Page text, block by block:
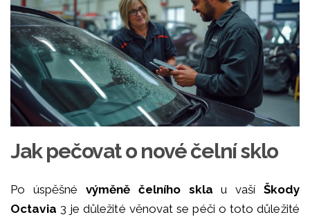
Jak pečovat o nové čelní sklo
Po úspěšné výměně čelního skla u vaší Škody
Octavia 3 je důležité věnovat se péči o toto důležité